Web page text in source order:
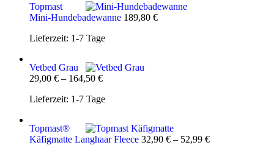
Topmast
Mini-Hundebadewanne 189,80 €
Lieferzeit: 1-7 Tage
Vetbed Grau
29,00 € – 164,50 €
Lieferzeit: 1-7 Tage
Topmast®
Käfigmatte Langhaar Fleece 32,90 € – 52,99 €